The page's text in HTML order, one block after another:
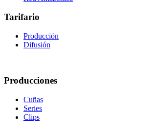
Tarifario
Producción
Difusión
Producciones
Cuñas
Series
Clips